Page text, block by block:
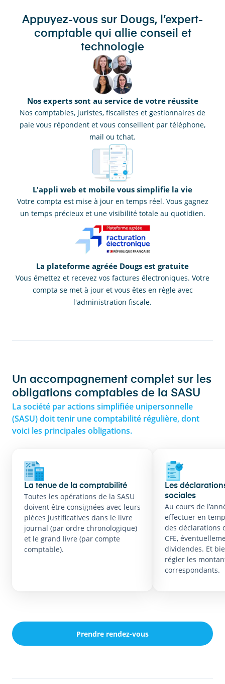
Appuyez-vous sur Dougs, l’expert-
comptable qui allie conseil et
technologie
Nos experts sont au service de votre réussite
Nos comptables, juristes, fiscalistes et gestionnaires de
paie vous répondent et vous conseillent par téléphone,
mail ou tchat.
L'appli web et mobile vous simplifie la vie
Votre compta est mise à jour en temps réel. Vous gagnez
un temps précieux et une visibilité totale au quotidien.
La plateforme agréée Dougs est gratuite
Vous émettez et recevez vos factures électroniques. Votre
compta se met à jour et vous êtes en règle avec
l'administration fiscale.
Un accompagnement complet sur les
obligations comptables de la SASU
La société par actions simplifiée unipersonnelle
(SASU) doit tenir une comptabilité régulière, dont
voici les principales obligations.
La tenue de la comptabilité
Toutes les opérations de la SASU
doivent être consignées avec leurs
pièces justificatives dans le livre
journal (par ordre chronologique)
et le grand livre (par compte
comptable).
Les
sociales
Au cours de
effectuer en
des déclarations
CFE,
dividendes. Et
régler les
correspondants.
Prendre rendez-vous